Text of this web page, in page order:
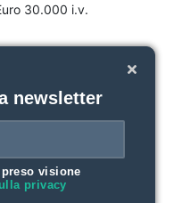
30.000 i.v.
newsletter
visione
privacy